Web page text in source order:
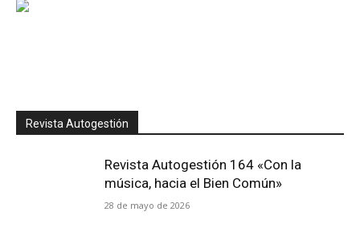
Revista Autogestión
Revista Autogestión 164 «Con la
música, hacia el Bien Común»
28 de mayo de 2026